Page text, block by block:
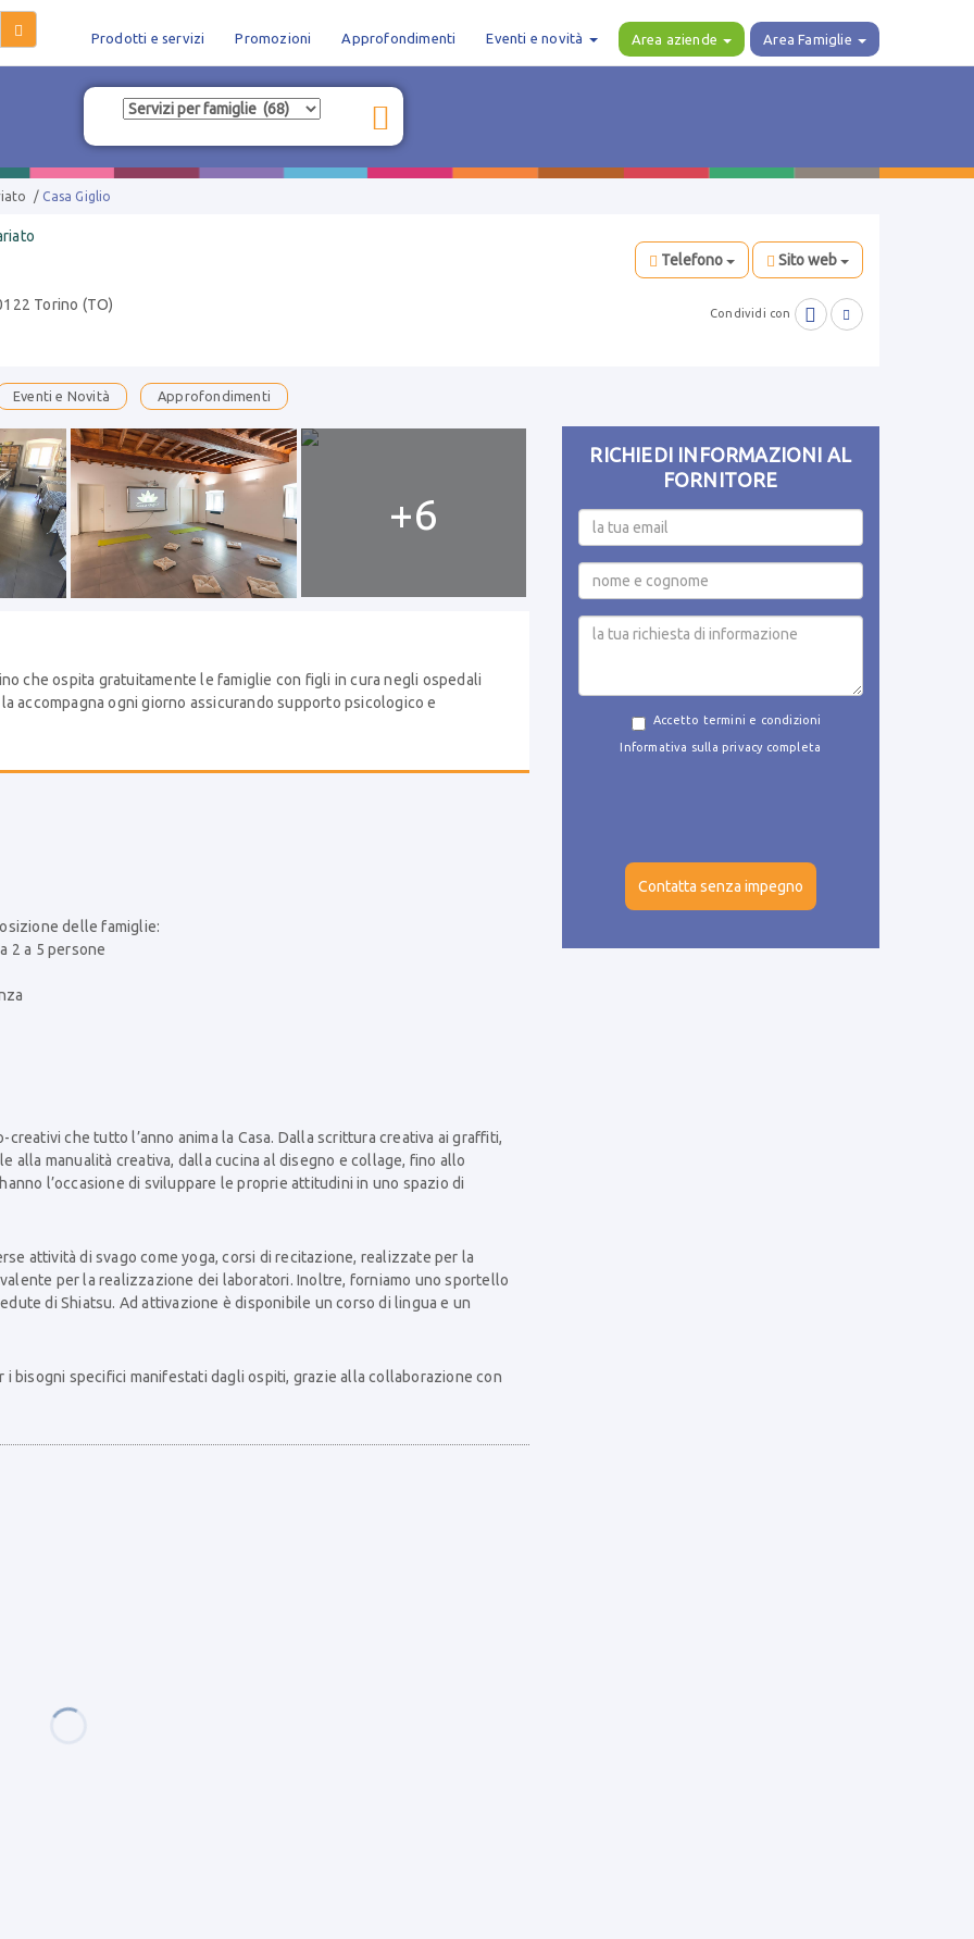
Prodotti e servizi Promozioni Approfondimenti Eventi e novità Area aziende Area Famiglie
/Casa Giglio
Torino (TO)
Telefono Sito web
Condividi con  
Eventi e Novità Approfondimenti
RICHIEDI INFORMAZIONI AL
FORNITORE
Accetto termini e condizioni
Informativa sulla privacy completa
+6
che ospita gratuitamente le famiglie con figli in cura negli ospedali
accompagna ogni giorno assicurando supporto psicologico e
delle famiglie:
2 a 5 persone
che tutto l’anno anima la Casa. Dalla scrittura creativa ai graffiti,
alla manualità creativa, dalla cucina al disegno e collage, fino allo
l’occasione di sviluppare le proprie attitudini in uno spazio di
attività di svago come yoga, corsi di recitazione, realizzate per la
per la realizzazione dei laboratori. Inoltre, forniamo uno sportello
di Shiatsu. Ad attivazione è disponibile un corso di lingua e un
bisogni specifici manifestati dagli ospiti, grazie alla collaborazione con